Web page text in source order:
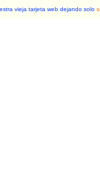
vieja tarjeta web dejando solo